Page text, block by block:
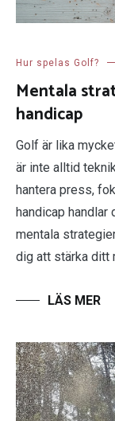
Hur spelas Golf?
Mentala
handicap
Golf är lika
är inte alltid
hantera press,
handicap
mentala
dig att stärka ditt